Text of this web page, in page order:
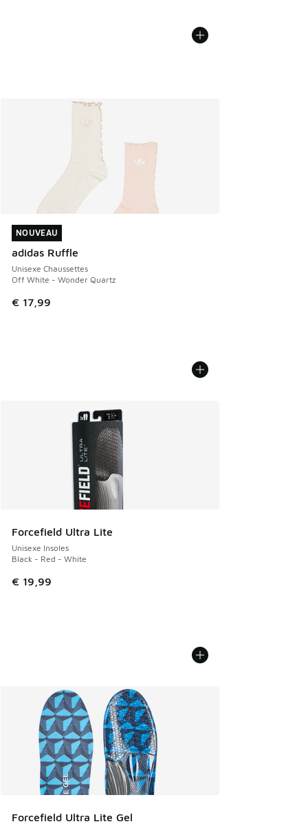
NOUVEAU
adidas Ruffle
Unisexe Chaussettes
Off White - Wonder Quartz
€ 17,99
NOUVEAU
Forcefield Ultra Lite
Unisexe Insoles
Black - Red - White
€ 19,99
Forcefield Ultra Lite Gel